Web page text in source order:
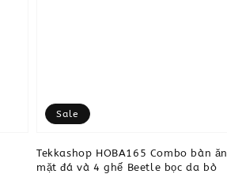
Sale
Tekkashop HOBA165 Combo bàn ăn
mặt đá và 4 ghế Beetle bọc da bò